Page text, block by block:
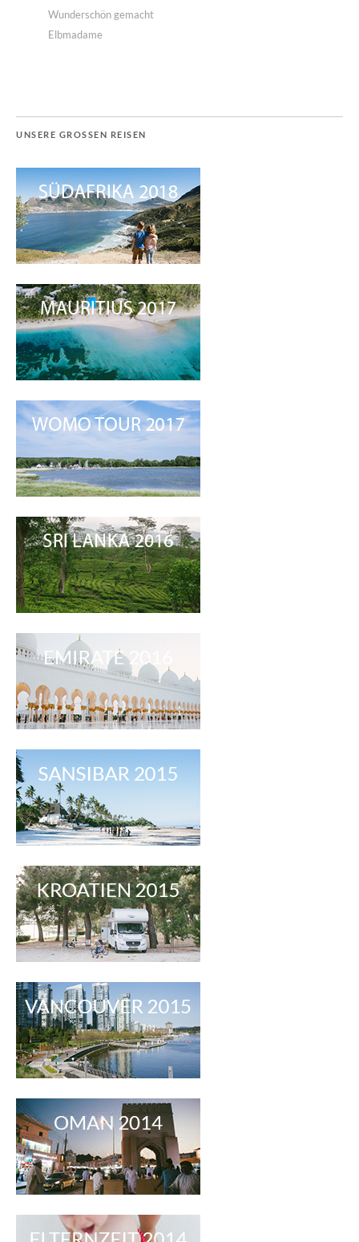
Wunderschön gemacht
Elbmadame
UNSERE GROSSEN REISEN